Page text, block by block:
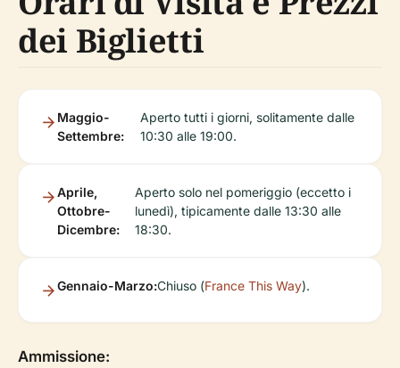
dei Biglietti
Maggio-
Settembre:
Aperto tutti i giorni, solitamente dalle
10:30 alle 19:00.
Aprile,
Ottobre-
Dicembre:
Aperto solo nel pomeriggio (eccetto i
lunedì), tipicamente dalle 13:30 alle
18:30.
Gennaio-Marzo:Chiuso (France This Way).
Ammissione: